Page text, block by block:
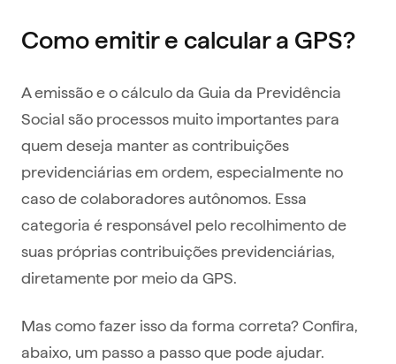
Como emitir e calcular a GPS?
A emissão e o cálculo da Guia da Previdência
Social são processos muito importantes para
quem deseja manter as contribuições
previdenciárias em ordem, especialmente no
caso de colaboradores autônomos. Essa
categoria é responsável pelo recolhimento de
suas próprias contribuições previdenciárias,
diretamente por meio da GPS.
Mas como fazer isso da forma correta? Confira,
abaixo, um passo a passo que pode ajudar.